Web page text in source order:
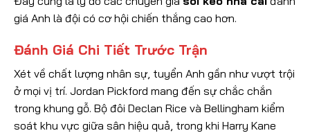
giá Anh là đội có cơ hội chiến thắng cao hơn.
Đánh Giá Chi Tiết Trước Trận
Xét về chất lượng nhân sự, tuyển Anh gần như vượt trội
ở mọi vị trí. Jordan Pickford mang đến sự chắc chắn
trong khung gỗ. Bộ đôi Declan Rice và Bellingham kiểm
soát khu vực giữa sân hiệu quả, trong khi Harry Kane